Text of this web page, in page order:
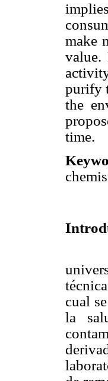
make
value.
purify
the
time.
Las
cual
la